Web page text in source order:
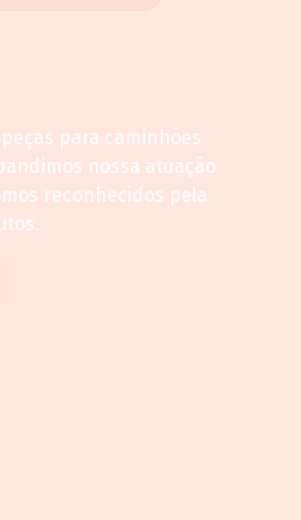
para caminhões
nossa atuação
reconhecidos pela